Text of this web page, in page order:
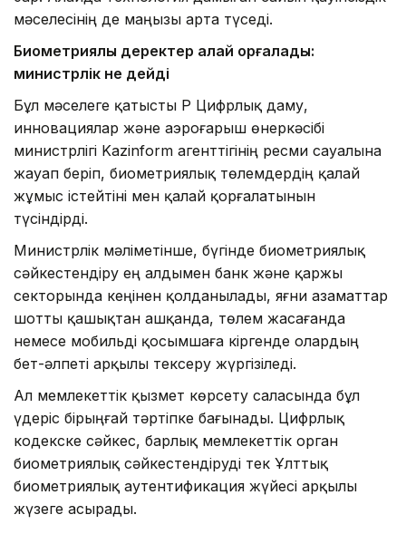
мәселесінің де маңызы арта түседі.
Биометриялық деректер қалай қорғалады:
министрлік не дейді
Бұл мәселеге қатысты ҚР Цифрлық даму,
инновациялар және аэроғарыш өнеркәсібі
министрлігі Kazinform агенттігінің ресми сауалына
жауап беріп, биометриялық төлемдердің қалай
жұмыс істейтіні мен қалай қорғалатынын
түсіндірді.
Министрлік мәліметінше, бүгінде биометриялық
сәйкестендіру ең алдымен банк және қаржы
секторында кеңінен қолданылады, яғни азаматтар
шотты қашықтан ашқанда, төлем жасағанда
немесе мобильді қосымшаға кіргенде олардың
бет-әлпеті арқылы тексеру жүргізіледі.
Ал мемлекеттік қызмет көрсету саласында бұл
үдеріс бірыңғай тәртіпке бағынады. Цифрлық
кодекске сәйкес, барлық мемлекеттік орган
биометриялық сәйкестендіруді тек Ұлттық
биометриялық аутентификация жүйесі арқылы
жүзеге асырады.